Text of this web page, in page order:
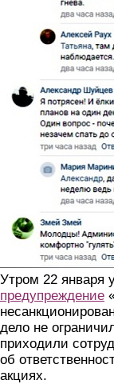
Утром 22 января
предупреждение
дело не
приходили
об
акциях.